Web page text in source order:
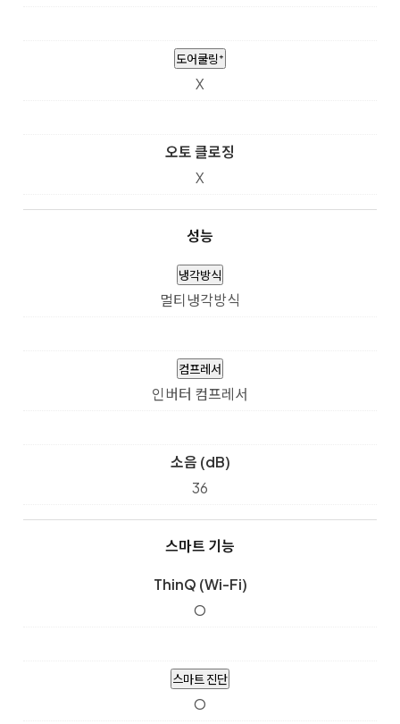
도어쿨링⁺
X
오토 클로징
X
성능
냉각방식
멀티냉각방식
컴프레서
인버터 컴프레서
소음 (dB)
36
스마트 기능
ThinQ (Wi-Fi)
O
스마트 진단
O